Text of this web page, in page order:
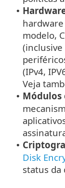
•
modelo,
(inclusive
(IPv4,
Veja
• Módulos
•
Disk
status da